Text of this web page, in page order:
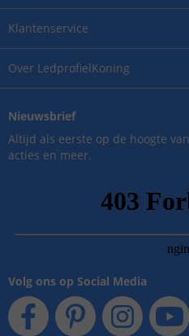
Over LedprofielKoning
Klantenservice
Nieuwsbrief
Altijd als eerste op de hoogte
acties en meer.
Volg ons op Social Media